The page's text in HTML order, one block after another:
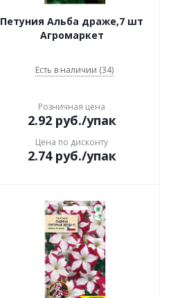
Петуния Альба драже,7 шт
Агромаркет
Есть в наличии (34)
Розничная цена
2.92руб./упак
Цена по дисконту
2.74руб./упак